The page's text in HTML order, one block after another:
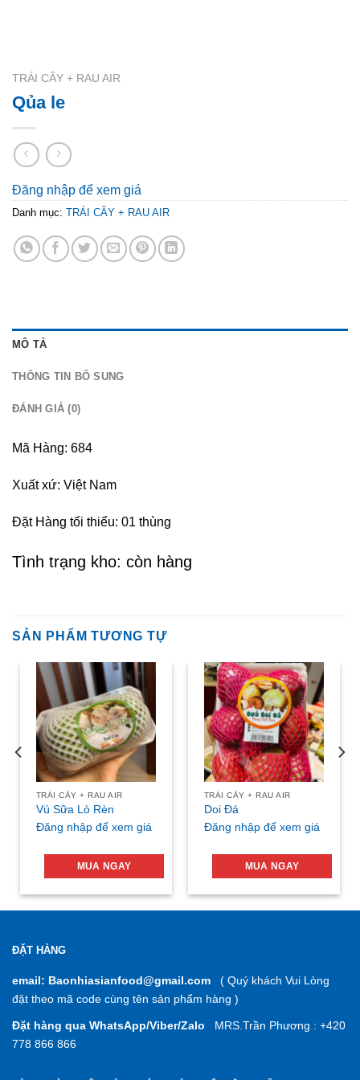
TRÁI CÂY + RAU AIR
Qủa le
Đăng nhập để xem giá
Danh mục: TRÁI CÂY + RAU AIR
MÔ TẢ
THÔNG TIN BỔ SUNG
ĐÁNH GIÁ (0)
Mã Hàng: 684
Xuất xứ: Việt Nam
Đặt Hàng tối thiểu: 01 thùng
Tình trạng kho: còn hàng
SẢN PHẨM TƯƠNG TỰ
TRÁI CÂY + RAU AIR
Vú Sữa Lò Rèn
Đăng nhập để xem giá
MUA NGAY
TRÁI CÂY + RAU AIR
Doi Đá
Đăng nhập để xem giá
MUA NGAY
ĐẶT HÀNG
email: Baonhiasianfood@gmail.com ( Quý khách Vui Lòng
đặt theo mã code cùng tên sản phẩm hàng )
Đặt hàng qua WhatsApp/Viber/Zalo MRS.Trần Phương : +420
778 866 866